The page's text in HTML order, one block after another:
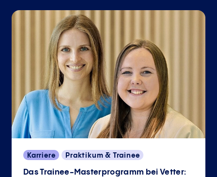
Karriere Praktikum & Trainee
Das Trainee-Masterprogramm bei Vetter: